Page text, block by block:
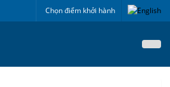
Chọn điểm khởi hành